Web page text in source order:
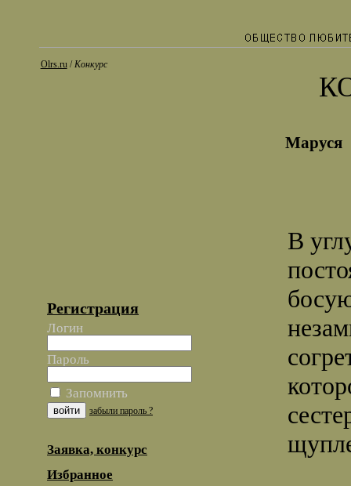
Olrs.ru/Конкурс
Регистрация
Логин
Пароль
Запомнить
забыли пароль ?
Заявка, конкурс
Избранное
Маруся
В